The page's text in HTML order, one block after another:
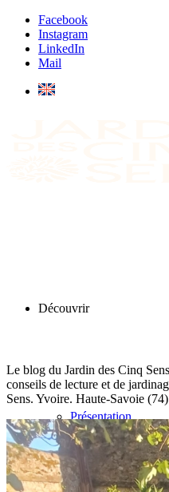
Facebook
Instagram
LinkedIn
Mail
Découvrir
Présentation
Le blog du Jardin des Cinq
conseils de lecture et de
Sens. Yvoire. Haute-Savoie